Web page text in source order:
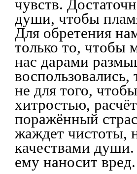
чувств.
души, чтобы
Для обретения
только то, чтобы
нас дарами
не для того,
хитростью,
поражённый
жаждет чистоты,
качествами
ему наносит